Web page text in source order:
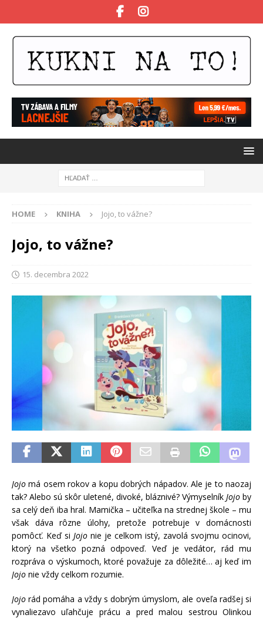
HOME KNIHA Jojo, to vážne?
Jojo, to vážne?
15. decembra 2022
Jojo má osem rokov a kopu dobrých nápadov. Ale je to naozaj
tak? Alebo sú skôr uletené, divoké, bláznivé? Výmyselník Jojo by
sa celý deň iba hral. Mamička – učiteľka na strednej škole – mu
však dáva rôzne úlohy, pretože potrebuje v domácnosti
pomôcť. Keď si Jojo nie je celkom istý, zavolá svojmu ocinovi,
ktorý na všetko pozná odpoveď. Veď je vedátor, rád mu
rozpráva o výskumoch, ktoré považuje za dôležité… aj keď im
Jojo nie vždy celkom rozumie.
Jojo rád pomáha a vždy s dobrým úmyslom, ale oveľa radšej si
vynaliezavo uľahčuje prácu a pred malou sestrou Olinkou